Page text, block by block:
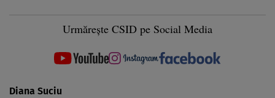
Urmărește CSID pe Social Media
Diana Suciu